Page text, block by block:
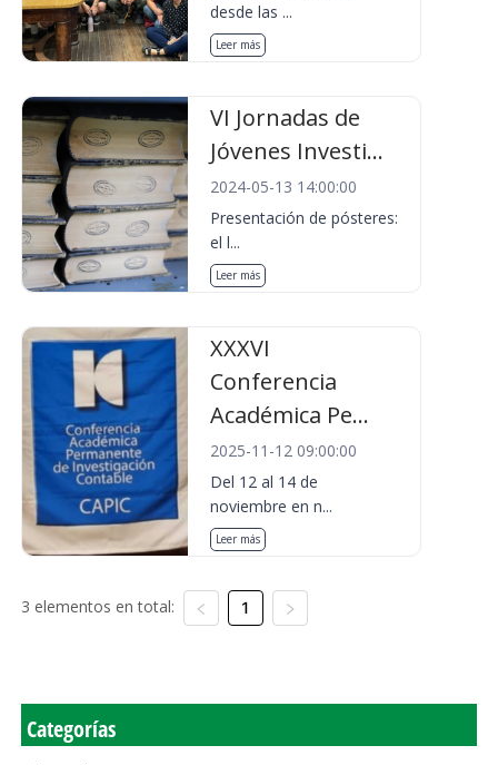
desde las ...
Leer más
VI Jornadas de
Jóvenes Investi...
2024-05-13 14:00:00
Presentación de pósteres:
el l...
Leer más
XXXVI
Conferencia
Académica Pe...
2025-11-12 09:00:00
Del 12 al 14 de
noviembre en n...
Leer más
3 elementos en total: 1
Categorías